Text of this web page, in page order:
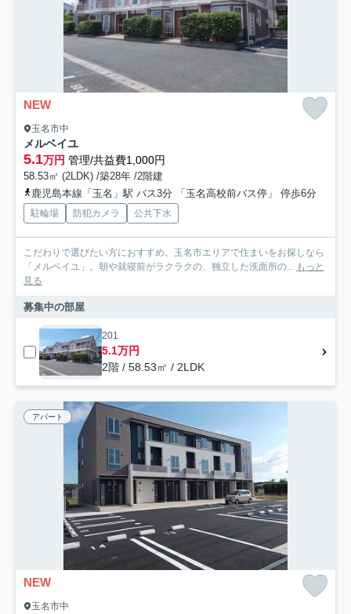
NEW
玉名市中
メルベイユ
5.1万円 管理/共益費1,000円
58.53㎡ (2LDK) /築28年 /2階建
鹿児島本線「玉名」駅 バス3分 「玉名高校前バス停」 停歩6分
駐輪場 防犯カメラ 公共下水
こだわりで選びたい方におすすめ。玉名市エリアで住まいをお探しなら
「メルベイユ」。朝や就寝前がラクラクの、独立した洗面所の... もっと
見る
募集中の部屋
201
5.1万円
2階 / 58.53㎡ / 2LDK
アパート
NEW
玉名市中